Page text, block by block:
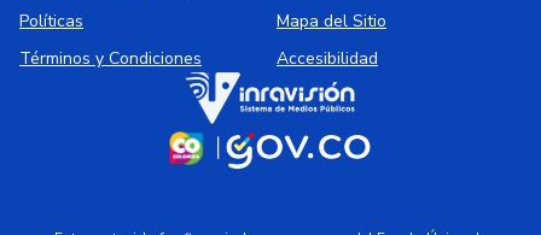
Políticas
Mapa del Sitio
Términos y Condiciones
Accesibilidad